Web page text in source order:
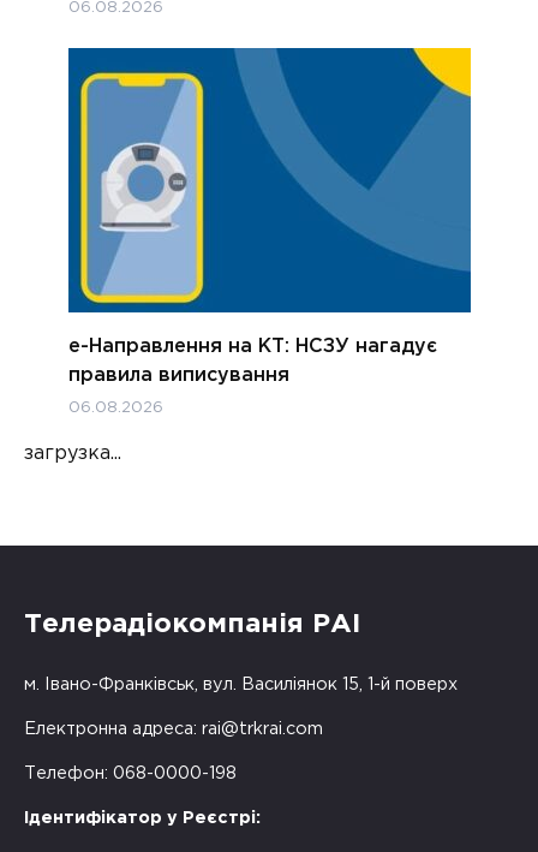
06.08.2026
е-Направлення на КТ: НСЗУ нагадує
правила виписування
06.08.2026
загрузка...
Телерадіокомпанія РАІ
м. Івано-Франківськ, вул. Василіянок 15, 1-й поверх
Електронна адреса: rai@trkrai.com
Телефон: 068-0000-198
Ідентифікатор у Реєстрі: